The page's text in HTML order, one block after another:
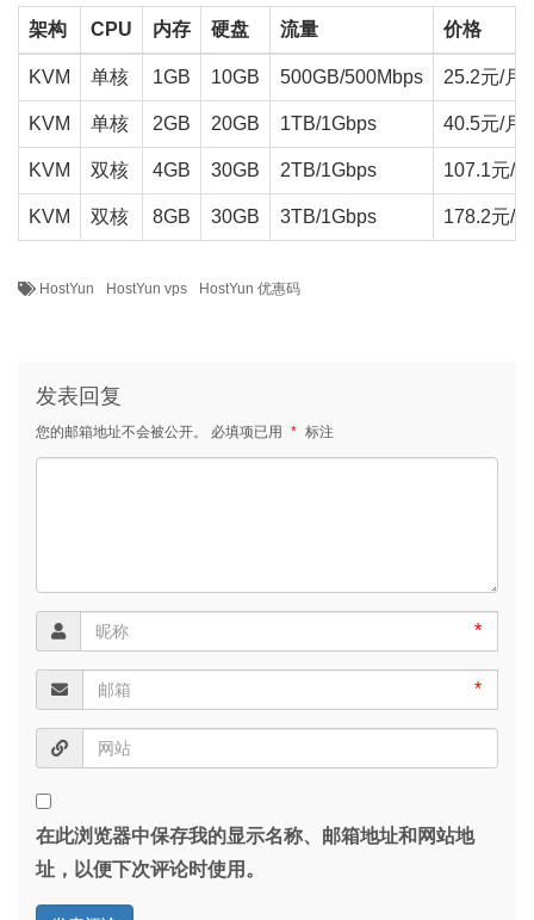
架构 CPU 内存 硬盘 流量 价格
KVM 单核 1GB 10GB 500GB/500Mbps 25.2元/月
KVM 单核 2GB 20GB 1TB/1Gbps 40.5元/月
KVM 双核 4GB 30GB 2TB/1Gbps 107.1元/月
KVM 双核 8GB 30GB 3TB/1Gbps 178.2元/月
HostYun HostYun vps HostYun 优惠码
发表回复
您的邮箱地址不会被公开。 必填项已用 * 标注
*
*
在此浏览器中保存我的显示名称、邮箱地址和网站地
址，以便下次评论时使用。